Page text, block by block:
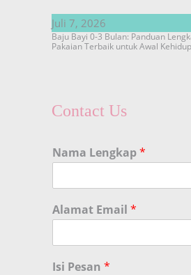
Juli 7, 2026
Baju Bayi 0-3 Bulan: Panduan
Pakaian Terbaik untuk Awal
Contact Us
Nama Lengkap*
Alamat Email *
Isi Pesan *